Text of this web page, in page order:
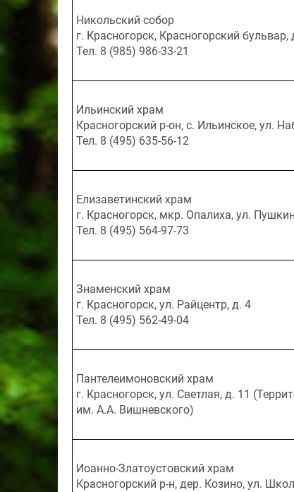
Никольский собор
г. Красногорск, Красногорский бульвар,
Тел. 8 (985) 986-33-21
Ильинский храм
Красногорский р-он, с. Ильинское, ул.
Тел. 8 (495) 635-56-12
Елизаветинский храм
г. Красногорск, мкр. Опалиха, ул.
Тел. 8 (495) 564-97-73
Знаменский храм
г. Красногорск, ул. Райцентр, д. 4
Тел. 8 (495) 562-49-04
Пантелеимоновский храм
г. Красногорск, ул. Светлая, д. 11
им. А.А. Вишневского)
Иоанно-Златоустовский храм
Красногорский р-н, дер. Козино, ул.